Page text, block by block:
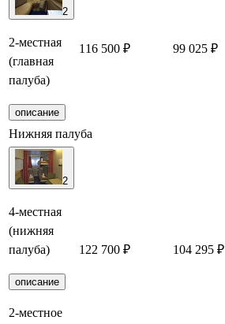
2
2-местная
(главная
палуба)
описание
116 500 ₽ 99 025 ₽
Нижняя палуба
2
4-местная
(нижняя
палуба)
описание
2-местное
122 700 ₽ 104 295 ₽